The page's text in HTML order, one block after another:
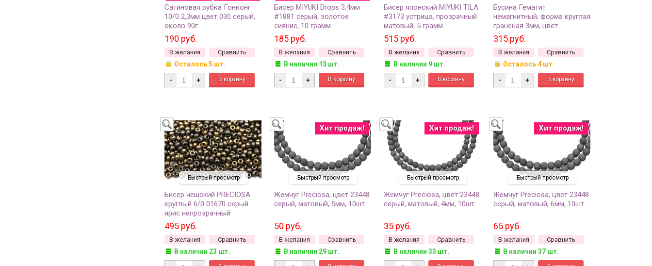
Сатиновая рубка Гонконг
10/0 2,3мм цвет 030 серый,
около 90г
190 руб.
В желания Сравнить
Осталось 5 шт.
- +
Бисер MIYUKI Drops 3,4мм
#1881 серый, золотое
сияние, 10 грамм
185 руб.
В желания Сравнить
В наличии 13 шт.
- +
Бисер японский MIYUKI TILA
#3173 устрица, прозрачный
матовый, 5 грамм
515 руб.
В желания Сравнить
В наличии 9 шт.
- +
Бусина Гематит
немагнитный, форма круглая
граненая 3мм, цвет
гематитовый, 538-012, 1
нить (около 38см, около
130шт)
315 руб.
В желания Сравнить
Осталось 4 шт.
- +
Быстрый просмотр
Бисер чешский PRECIOSA
круглый 6/0 01670 серый
ирис непрозрачный
металлик, 50г
495 руб.
В желания Сравнить
В наличии 23 шт.
Быстрый просмотр
Хит продаж!
Жемчуг Preciosa, цвет 23448
серый, матовый, 5мм, 10шт
50 руб.
В желания Сравнить
В наличии 29 шт.
Быстрый просмотр
Хит продаж!
Жемчуг Preciosa, цвет 23448
серый, матовый, 4мм, 10шт
35 руб.
В желания Сравнить
В наличии 33 шт.
Быстрый просмотр
Хит продаж!
Жемчуг Preciosa, цвет 23448
серый, матовый, 6мм, 10шт
65 руб.
В желания Сравнить
В наличии 37 шт.